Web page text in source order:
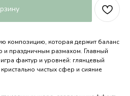
композицию, которая держит баланс
и праздничным размахом. Главный
фактур и уровней: глянцевый
чистых сфер и сияние